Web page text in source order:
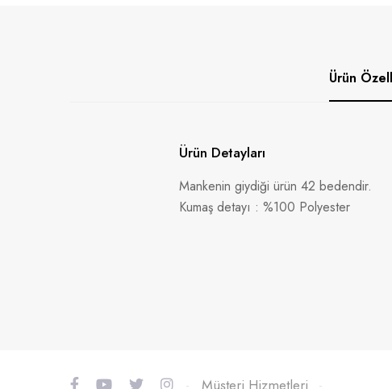
Ürün
Ürün Detayları
Mankenin giydiği ürün 42 bedendir.
Kumaş detayı : %100 Polyester
- Müşteri Hizmetleri -